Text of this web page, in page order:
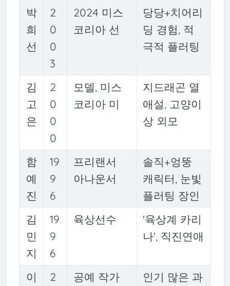
박
희
선
2
0
0
3
2024 미스
코리아 선
당당+치어리
딩 경험, 적
극적 플러팅
김
고
은
2
0
0
0
모델, 미스
코리아 미
지드래곤 열
애설, 고양이
상 외모
함
예
진
19
9
6
프리랜서
아나운서
솔직+엉뚱
캐릭터, 눈빛
플러팅 장인
김
민
지
19
9
6
육상선수
'육상계 카리
나', 직진연애
이
2
공예 작가
인기 많은 과